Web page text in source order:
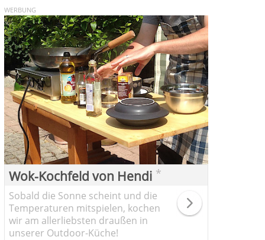
WERBUNG
Wok-Kochfeld von Hendi *
Sobald die Sonne scheint und die
Temperaturen mitspielen, kochen
wir am allerliebsten draußen in
unserer Outdoor-Küche!